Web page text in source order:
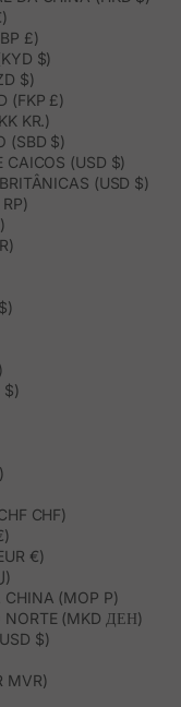
£)
$)
$)
(FKP £)
KR.)
(SBD $)
CAICOS (USD $)
(USD $)
$)
CHF)
€)
LÍBANO (LBP ل.ل)
CHINA (MOP P)
NORTE (MKD ДЕН)
$)
MVR)